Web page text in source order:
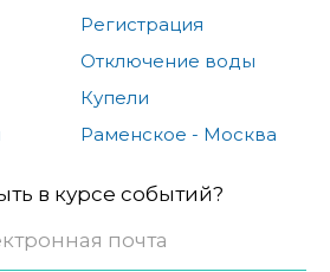
Регистрация
Отключение воды
Купели
Раменское - Москва
в курсе событий?